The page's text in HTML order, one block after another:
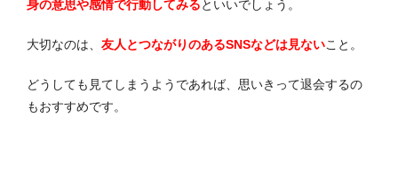
身の意思や感情で行動してみるといいでしょう。
大切なのは、 友人とつながりのあるSNSなどは見ないこと。
どうしても見てしまうようであれば、思いきって退会するの
もおすすめです。